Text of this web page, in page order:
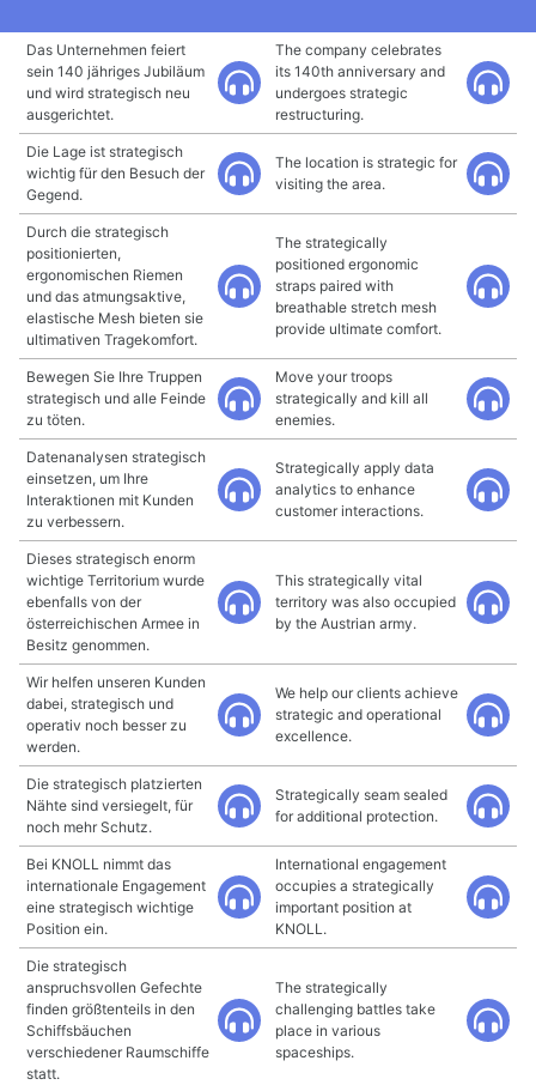
Das Unternehmen feiert
sein 140 jähriges Jubiläum
und wird strategisch neu
ausgerichtet.
The company celebrates
its 140th anniversary and
undergoes strategic
restructuring.
Die Lage ist strategisch
wichtig für den Besuch der
Gegend.
The location is strategic for
visiting the area.
Durch die strategisch
positionierten,
ergonomischen Riemen
und das atmungsaktive,
elastische Mesh bieten sie
ultimativen Tragekomfort.
The strategically
positioned ergonomic
straps paired with
breathable stretch mesh
provide ultimate comfort.
Bewegen Sie Ihre Truppen
strategisch und alle Feinde
zu töten.
Move your troops
strategically and kill all
enemies.
Datenanalysen strategisch
einsetzen, um Ihre
Interaktionen mit Kunden
zu verbessern.
Strategically apply data
analytics to enhance
customer interactions.
Dieses strategisch enorm
wichtige Territorium wurde
ebenfalls von der
österreichischen Armee in
Besitz genommen.
This strategically vital
territory was also occupied
by the Austrian army.
Wir helfen unseren Kunden
dabei, strategisch und
operativ noch besser zu
werden.
We help our clients achieve
strategic and operational
excellence.
Die strategisch platzierten
Nähte sind versiegelt, für
noch mehr Schutz.
Strategically seam sealed
for additional protection.
Bei KNOLL nimmt das
internationale Engagement
eine strategisch wichtige
Position ein.
International engagement
occupies a strategically
important position at
KNOLL.
Die strategisch
anspruchsvollen Gefechte
finden größtenteils in den
Schiffsbäuchen
verschiedener Raumschiffe
statt.
The strategically
challenging battles take
place in various
spaceships.